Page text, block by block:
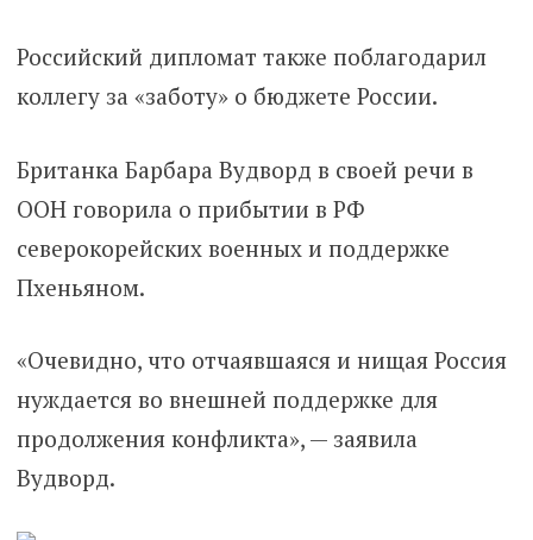
Российский дипломат также поблагодарил
коллегу за «заботу» о бюджете России.
Британка Барбара Вудворд в своей речи в
ООН говорила о прибытии в РФ
северокорейских военных и поддержке
Пхеньяном.
«Очевидно, что отчаявшаяся и нищая Россия
нуждается во внешней поддержке для
продолжения конфликта», — заявила
Вудворд.